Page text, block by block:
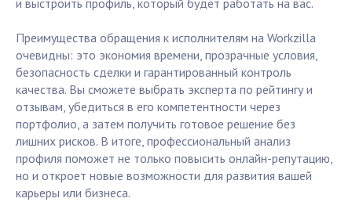
и выстроить профиль, который будет работать на вас.
Преимущества обращения к исполнителям на Workzilla
очевидны: это экономия времени, прозрачные условия,
безопасность сделки и гарантированный контроль
качества. Вы сможете выбрать эксперта по рейтингу и
отзывам, убедиться в его компетентности через
портфолио, а затем получить готовое решение без
лишних рисков. В итоге, профессиональный анализ
профиля поможет не только повысить онлайн-репутацию,
но и откроет новые возможности для развития вашей
карьеры или бизнеса.